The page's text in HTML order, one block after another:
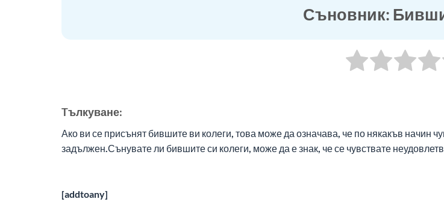
Съновник:
Tълкуване:
Ако ви се присънят бившите ви колеги, това може да означава, че по някакъв начин
задължен.Сънувате ли бившите си колеги, може да е знак, че се чувствате
[addtoany]